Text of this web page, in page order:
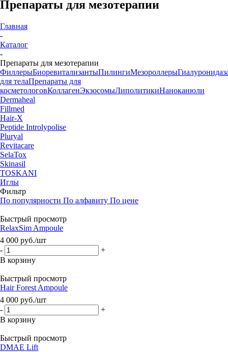
Препараты для мезотерапии
Главная
-
Каталог
-
Препараты для мезотерапии
ФиллерыБиоревитализантыПилингиМезороллеры
для телаПрепараты для
косметологовКоллагенЭкзосомыЛиполитикиНаноканюли
Dermaheal
Fillmed
Hair-X
Peptide Introlypolise
Pluryal
Revitacare
SelaTox
Skinasil
TOSKANI
Иглы
Фильтр
По популярности По алфавиту По цене
Быстрый просмотр
RelaxSim Ampoule
4 000 руб./шт
-
+
В корзину
Быстрый просмотр
Hair Forest Ampoule
4 000 руб./шт
-
+
В корзину
Быстрый просмотр
DMAE Lift